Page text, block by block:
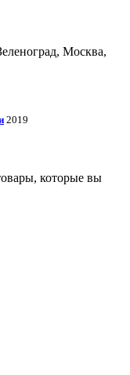
Москва,
2019
которые вы